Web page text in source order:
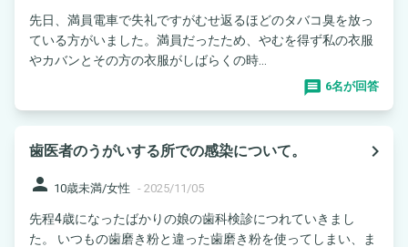
先日、満員電車で失礼ですがむせ返るほどのタバコ臭を放っ
ている方がいました。満員だったため、やむを得ず私の衣服
やカバンとその方の衣服がしばらくの時...
6名が回答
歯医者のうがいする所での感染について。
navigate_next
person 10歳未満/女性 - 2025/11/05
先程4歳になったばかりの娘の歯科検診につれていきまし
た。 いつもの歯磨き粉と違った歯磨き粉を使ってしまい、ま